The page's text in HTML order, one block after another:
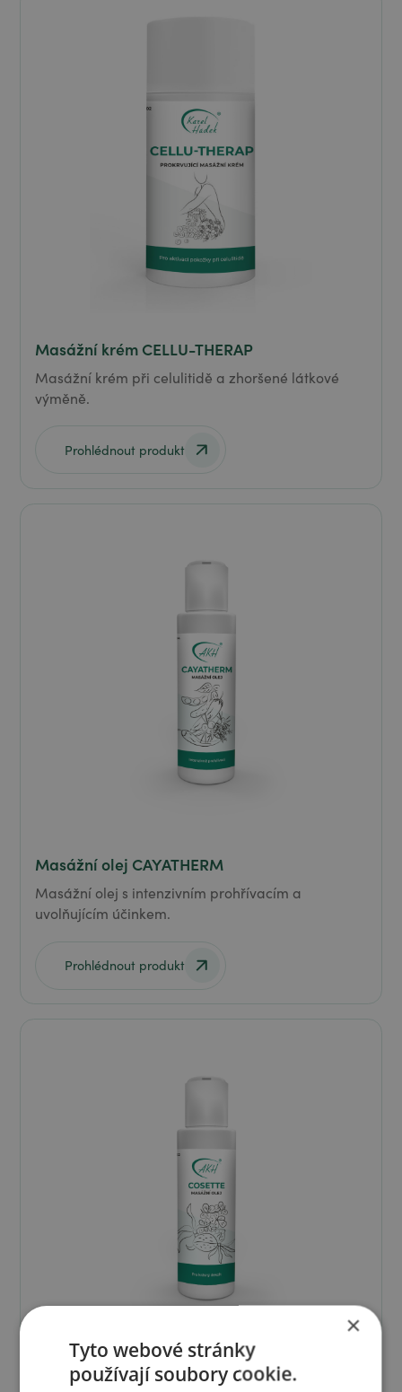
Masážní krém CELLU-THERAP
Masážní krém při celulitidě a zhoršené látkové
výměně.
Prohlédnout produkt
Masážní olej CAYATHERM
Masážní olej s intenzivním prohřívacím a
uvolňujícím účinkem.
Prohlédnout produkt
Masážní olej COSETTE
×
Tyto webové stránky
používají soubory cookie.